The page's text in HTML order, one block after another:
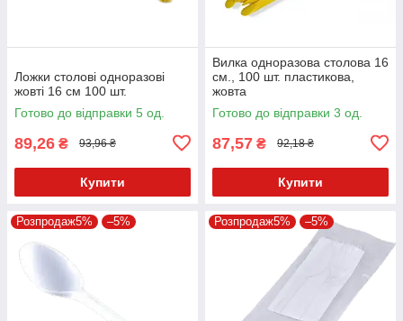
Ложки столові одноразові
жовті 16 см 100 шт.
Готово до відправки 5 од.
89,26 ₴ 93,96 ₴
Купити
Вилка одноразова столова 16
см., 100 шт. пластикова,
жовта
Готово до відправки 3 од.
87,57 ₴ 92,18 ₴
Купити
Розпродаж5% –5% Розпродаж5% –5%